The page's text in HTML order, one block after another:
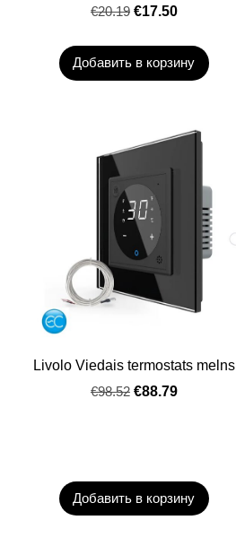
€20.19 €17.50
Добавить в корзину
Livolo Viedais termostats melns
€98.52 €88.79
Добавить в корзину